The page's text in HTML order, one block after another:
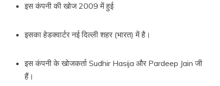
इस कंपनी की खोज 2009 में हुई
इसका हेडक्वार्टर नई दिल्ली शहर (भारत) में है।
इस कंपनी के खोजकर्ता Sudhir Hasija और Pardeep Jain जी
हैं।